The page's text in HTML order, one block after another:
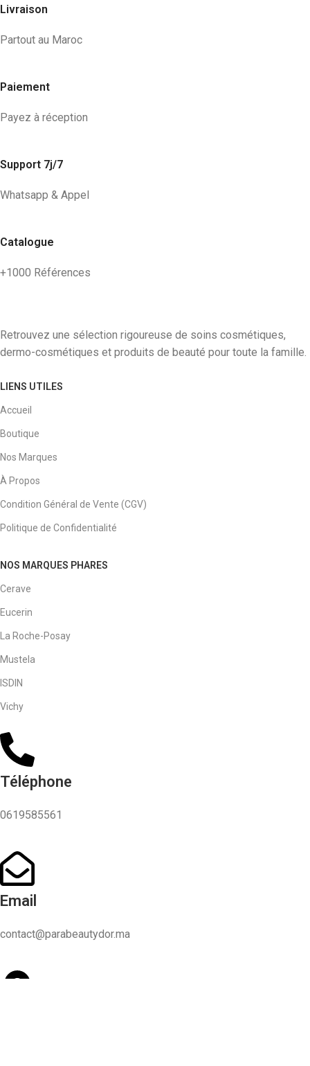
Livraison
Partout au Maroc
Paiement
Payez à réception
Support 7j/7
Whatsapp & Appel
Catalogue
+1000 Références
Retrouvez une sélection rigoureuse de soins cosmétiques,
dermo-cosmétiques et produits de beauté pour toute la famille.
LIENS UTILES
Accueil
Boutique
Nos Marques
À Propos
Condition Général de Vente (CGV)
Politique de Confidentialité
NOS MARQUES PHARES
Cerave
Eucerin
La Roche-Posay
Mustela
ISDIN
Vichy
Téléphone
0619585561
Email
contact@parabeautydor.ma